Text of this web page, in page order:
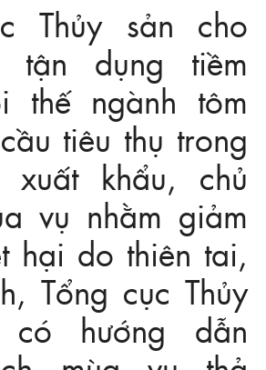
Thủy sản cho
tận dụng tiềm
thế ngành tôm
tiêu thụ trong
xuất khẩu, chủ
vụ nhằm giảm
hại do thiên tai,
Tổng cục Thủy
hướng dẫn